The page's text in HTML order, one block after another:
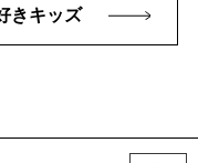
きキッズ